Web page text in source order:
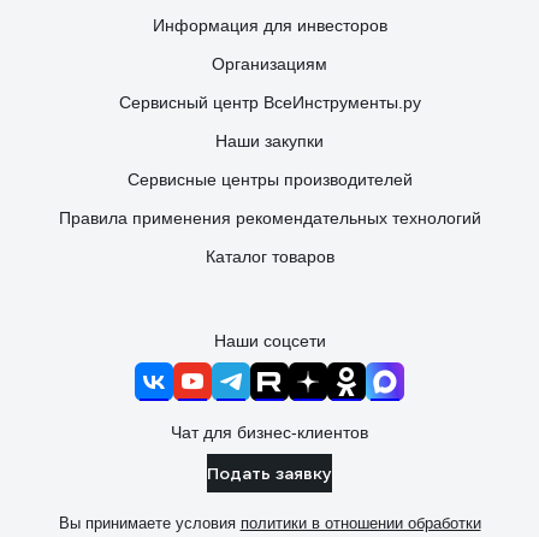
Информация для инвесторов
Организациям
Сервисный центр ВсеИнструменты.ру
Наши закупки
Сервисные центры производителей
Правила применения рекомендательных технологий
Каталог товаров
Наши соцсети
Чат для бизнес-клиентов
Подать заявку
Вы принимаете условия политики в отношении обработки